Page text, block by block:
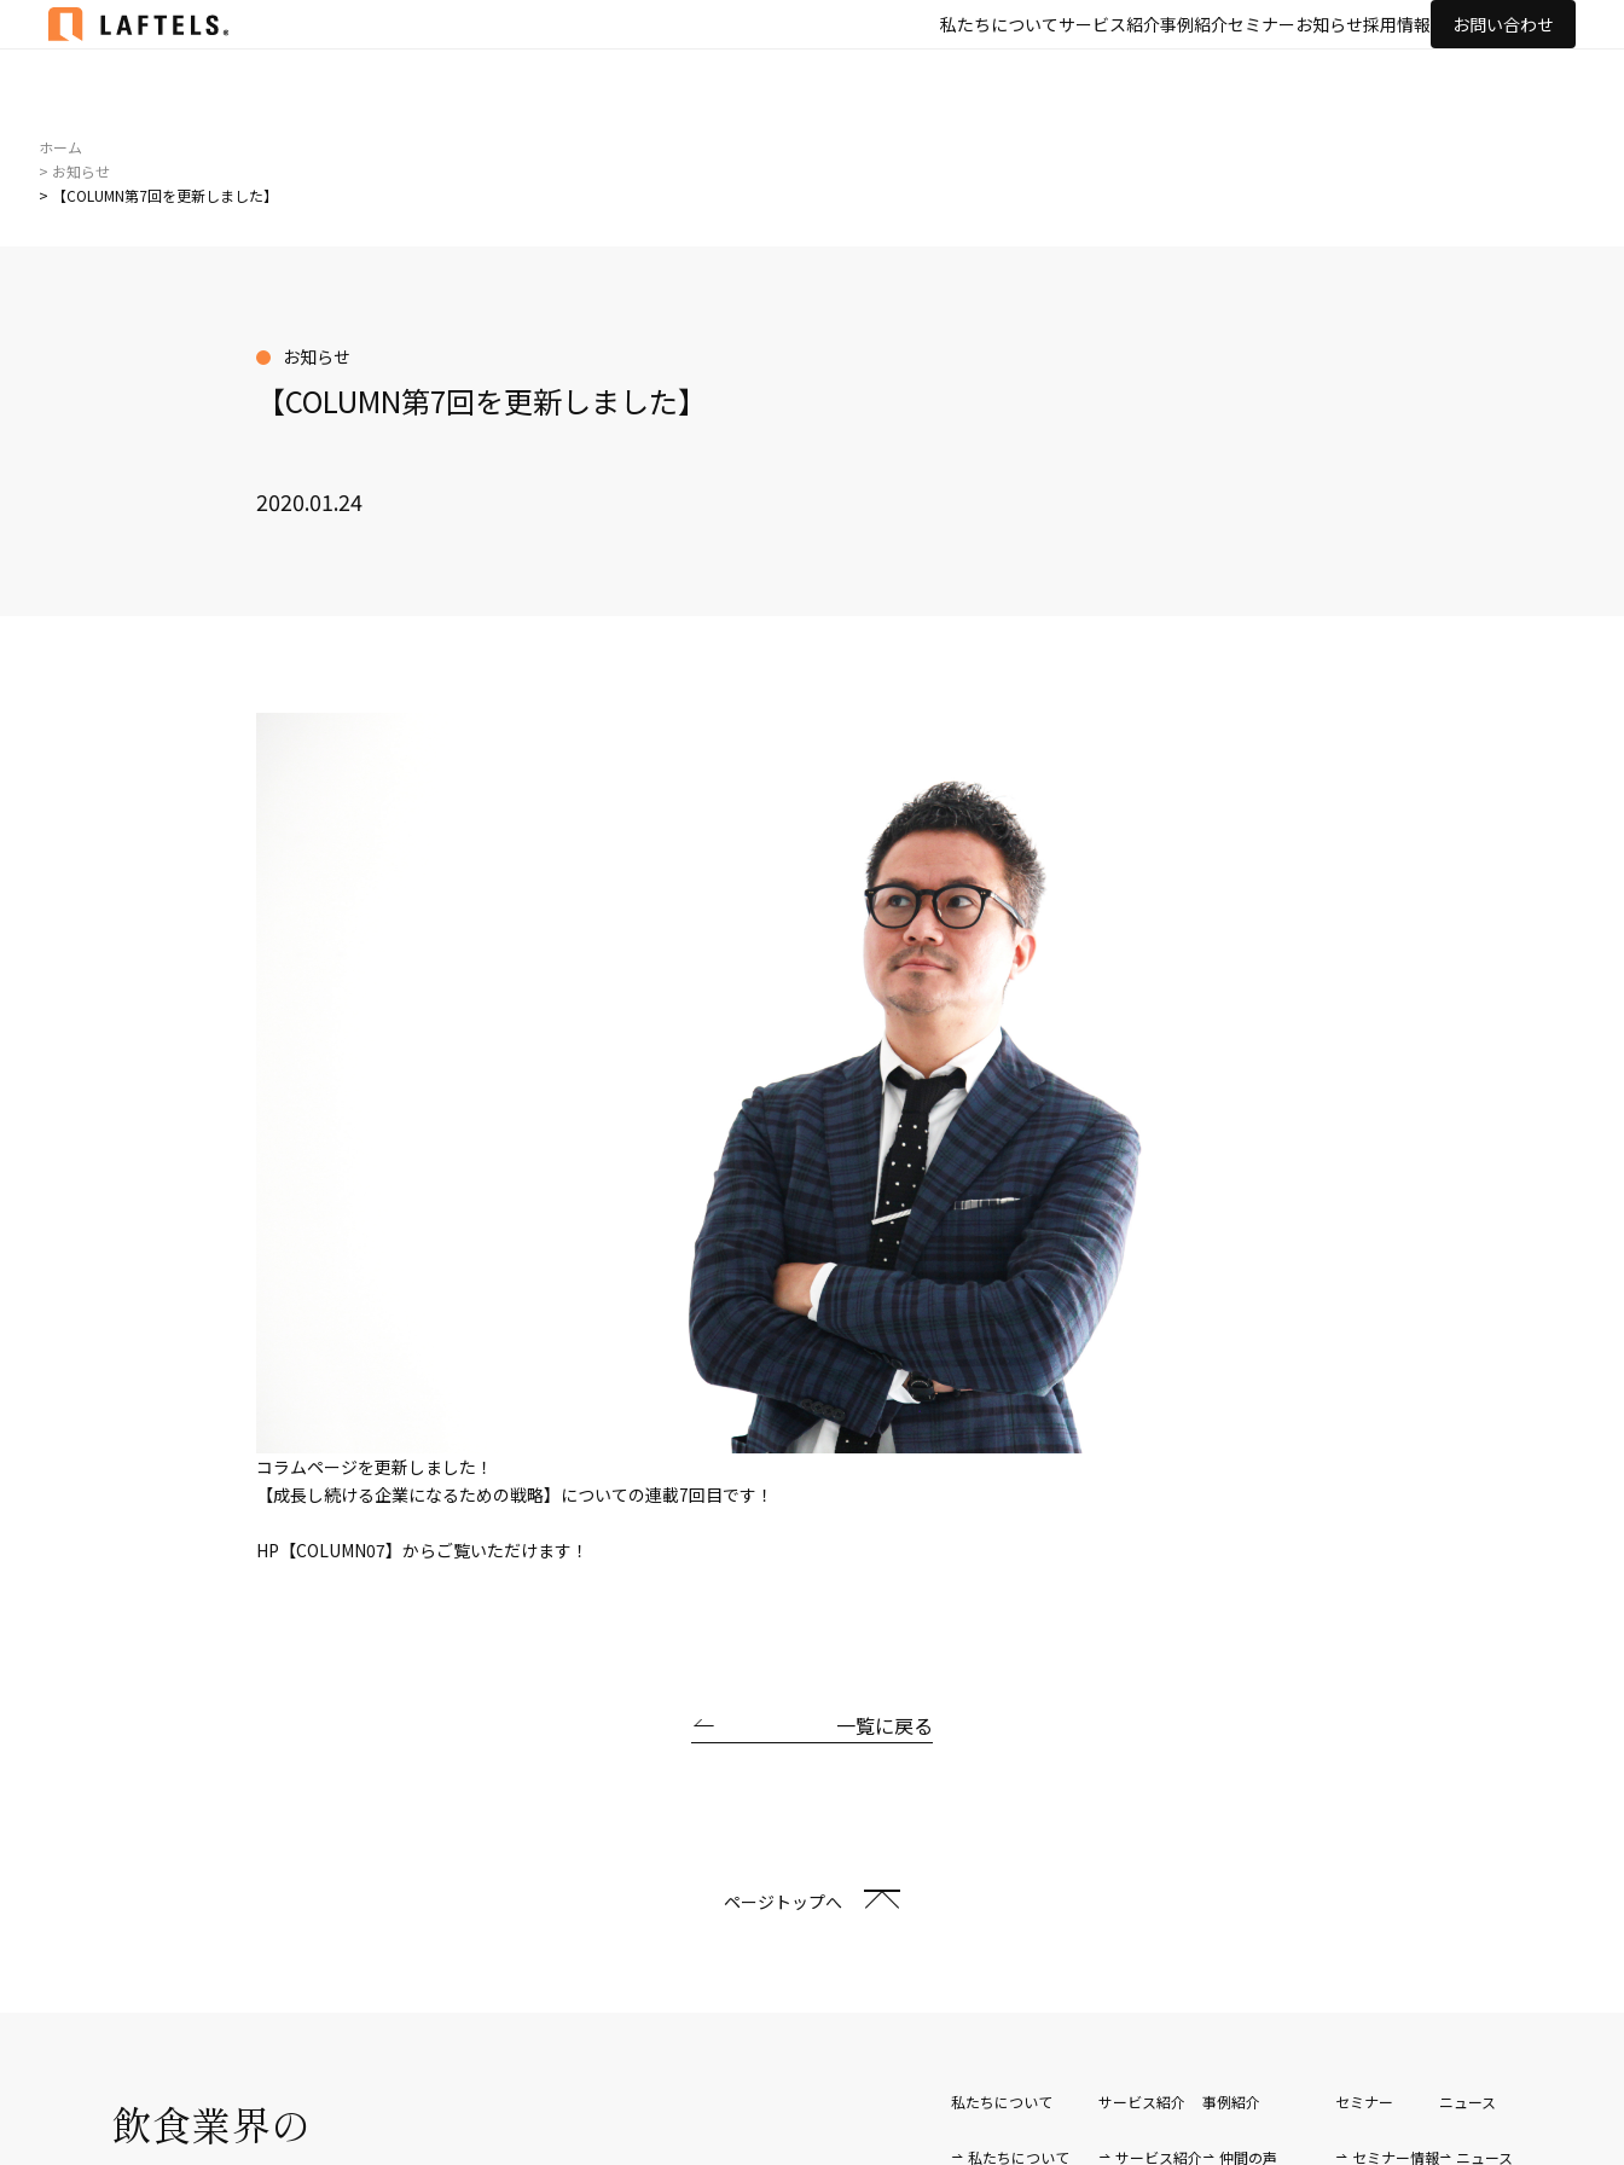
私たちについてサービス紹介事例紹介セミナーお知らせ採用情報 お問い合わせ
ホーム
> お知らせ
> 【COLUMN第7回を更新しました】
お知らせ
【COLUMN第7回を更新しました】
2020.01.24
コラムページを更新しました！
【成長し続ける企業になるための戦略】についての連載7回目です！
HP 【COLUMN07】 からご覧いただけます！
一覧に戻る
ページトップへ
飲食業界の
私たちについて
私たちについて
サービス紹介
サービス紹介
事例紹介
仲間の声
セミナー
セミナー情報
ニュース
ニュース